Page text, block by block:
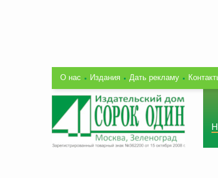
О нас Издания Дать рекламу